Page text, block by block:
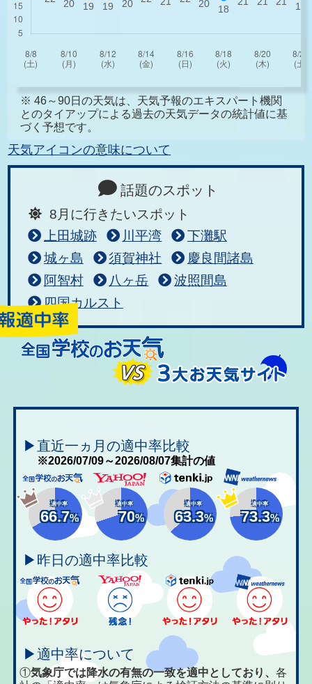
※ 46～90日の天気は、天気予報のエキスパート機関
とのタイアップによる過去の天気データの統計値に基
づく予想です。
天気アイコンの意味について
話題のスポット
8月に行きたいスポット
上田城跡
川平湾
下灘駅
城ヶ島
須賀神社
慶良間諸島
阿智村
八ヶ岳
波照間島
四国カルスト
▶直近一ヵ月の適中率比較
※2026/07/09～2026/08/07集計の値
適中率
66.7%
適中率
70%
適中率
63.3%
適中率
73.3%
▶昨日の適中率比較
▶適中率について
①気象庁では降水の有無の一致を適中としており、各